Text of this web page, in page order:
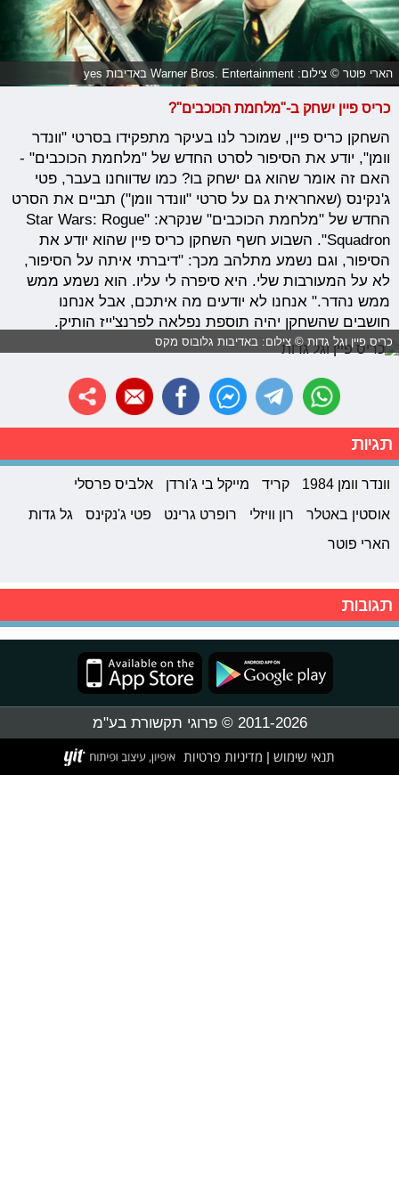
הארי פוטר © צילום: Warner Bros. Entertainment באדיבות yes
כריס פיין ישחק ב-"מלחמת הכוכבים"?
השחקן כריס פיין, שמוכר לנו בעיקר מתפקידו בסרטי "וונדר
וומן", יודע את הסיפור לסרט החדש של "מלחמת הכוכבים" -
האם זה אומר שהוא גם ישחק בו? כמו שדווחנו בעבר, פטי
ג'נקינס (שאחראית גם על סרטי "וונדר וומן") תביים את הסרט
החדש של "מלחמת הכוכבים" שנקרא: "Star Wars: Rogue
Squadron". השבוע חשף השחקן כריס פיין שהוא יודע את
הסיפור, וגם נשמע מתלהב מכך: "דיברתי איתה על הסיפור,
לא על המעורבות שלי. היא סיפרה לי עליו. הוא נשמע ממש
ממש נהדר." אנחנו לא יודעים מה איתכם, אבל אנחנו
חושבים שהשחקן יהיה תוספת נפלאה לפרנצ'ייז הותיק.
כריס פיין וגל גדות © צילום: באדיבות גלובוס מקס
תגיות
וונדר וומן 1984 קריד מייקל בי ג'ורדן
אלביס פרסלי
אוסטין באטלר
רון וויזלי רופרט גרינט פטי ג'נקינס
גל גדות
הארי פוטר
תגובות
2011-2026 © פרוגי תקשורת בע"מ
תנאי שימוש מדיניות פרטיות